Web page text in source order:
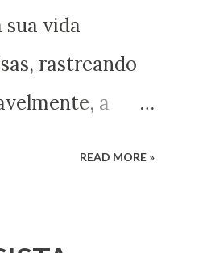
sua vida
rastreando
a
READ MORE »